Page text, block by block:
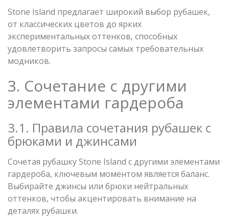
Stone Island предлагает широкий выбор рубашек,
от классических цветов до ярких
экспериментальных оттенков, способных
удовлетворить запросы самых требовательных
модников.
3. Сочетание с другими
элементами гардероба
3.1. Правила сочетания рубашек с
брюками и джинсами
Сочетая рубашку Stone Island с другими элементами
гардероба, ключевым моментом является баланс.
Выбирайте джинсы или брюки нейтральных
оттенков, чтобы акцентировать внимание на
деталях рубашки.